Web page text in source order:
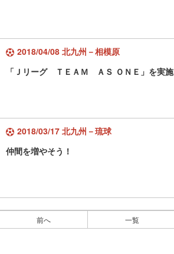
2018/04/08 北九州－相模原
「Ｊリーグ ＴＥＡＭ ＡＳ ＯＮＥ」を実施
2018/03/17 北九州－琉球
仲間を増やそう！
前へ 一覧